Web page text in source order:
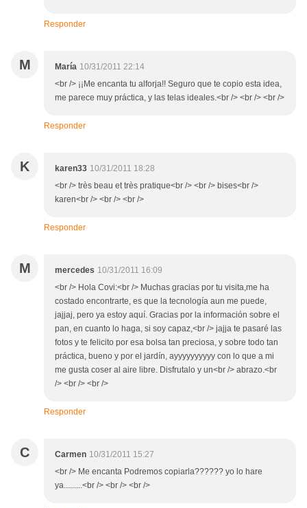
Responder
M María 10/31/2011 22:14
<br /> ¡¡Me encanta tu alforja!! Seguro que te copio esta idea,
me parece muy práctica, y las telas ideales.<br /> <br /> <br />
Responder
K karen33 10/31/2011 18:28
<br /> très beau et très pratique<br /> <br /> bises<br />
karen<br /> <br /> <br />
Responder
M mercedes 10/31/2011 16:09
<br /> Hola Covi:<br /> Muchas gracias por tu visita,me ha
costado encontrarte, es que la tecnología aun me puede,
jajjaj, pero ya estoy aquí. Gracias por la información sobre el
pan, en cuanto lo haga, si soy capaz,<br /> jajja te pasaré las
fotos y te felicito por esa bolsa tan preciosa, y sobre todo tan
práctica, bueno y por el jardín, ayyyyyyyyyy con lo que a mi
me gusta coser al aire libre. Disfrutalo y un<br /> abrazo.<br
/> <br /> <br />
Responder
C Carmen 10/31/2011 15:27
<br /> Me encanta Podremos copiarla?????? yo lo hare
ya.........<br /> <br /> <br />